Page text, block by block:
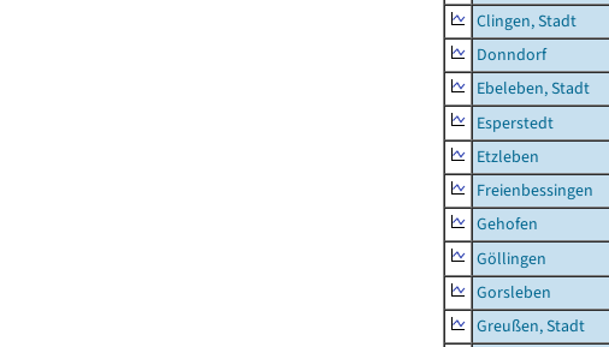
Clingen, Stadt
Donndorf
Ebeleben, Stadt
Esperstedt
Etzleben
Freienbessingen
Gehofen
Göllingen
Gorsleben
Greußen, Stadt